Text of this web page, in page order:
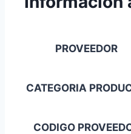
PROVEEDOR
CATEGORIA
CODIGO